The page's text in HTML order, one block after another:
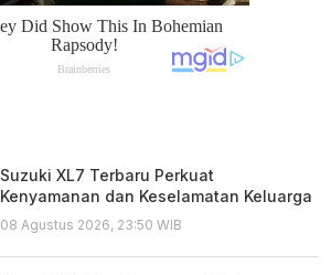
Suzuki XL7 Terbaru Perkuat
Kenyamanan dan Keselamatan Keluarga
08 Agustus 2026, 23:50 WIB